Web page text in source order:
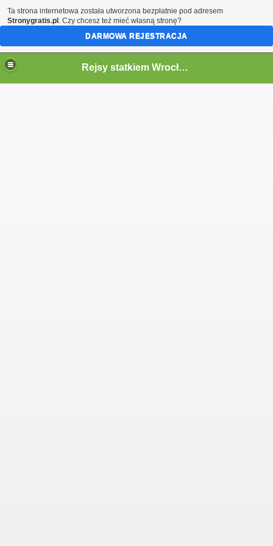
Rejsy statkiem Wrocław
Ta strona internetowa została utworzona bezpłatnie pod adresem
Stronygratis.pl . Czy chcesz też mieć własną stronę?
DARMOWA REJESTRACJA